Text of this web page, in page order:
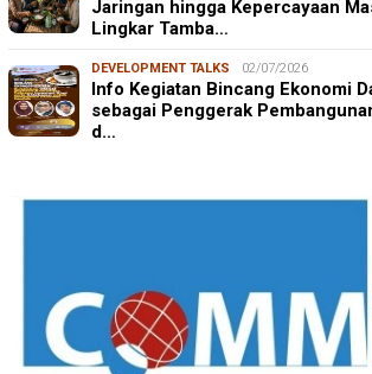
Jaringan hingga Kepercayaan
Lingkar Tamba…
DEVELOPMENT TALKS 02/07/2026
Info Kegiatan Bincang Ekonomi
sebagai Penggerak
d…